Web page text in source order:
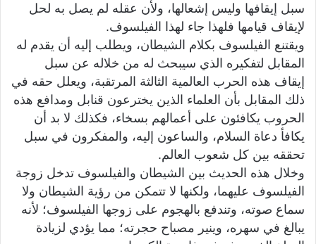
سبل إيقافها وليس إشعالها، ولأن عقله لم يصل به لحل
لإيقاف قيامها فلهذا جاء لهذا الفيلسوف.
ويقتنع الفيلسوف بكلام الشيطان، ويطلب إليه أن يقدم له
المقابل لتفكيره الذي سيبحث له من خلاله عن سبل
إيقاف هذه الحرب العالمية الثالثة المرتقبة، ويعلل حقه في
ذلك المقابل بأن العلماء الذين يخترعون قنابل ومدافع هذه
الحروب يكافئون على أعمالهم بسخاء، فكذلك لا بد أن
يكافأ دعاة السلام، والساعون إليه، والمفكرون في سبل
تحققه بين كل شعوب العالم.
وخلال هذه الحديث بين الشيطان والفيلسوف تدخل زوجة
الفيلسوف عليهما، ولكنها لا تتمكن من رؤية الشيطان ولا
سماع صوته، وتندفع بالهجوم على زوجها الفيلسوف؛ لأنه
يبالغ في سهره، وينير مصباح حجرته؛ مما يؤدي لزيادة